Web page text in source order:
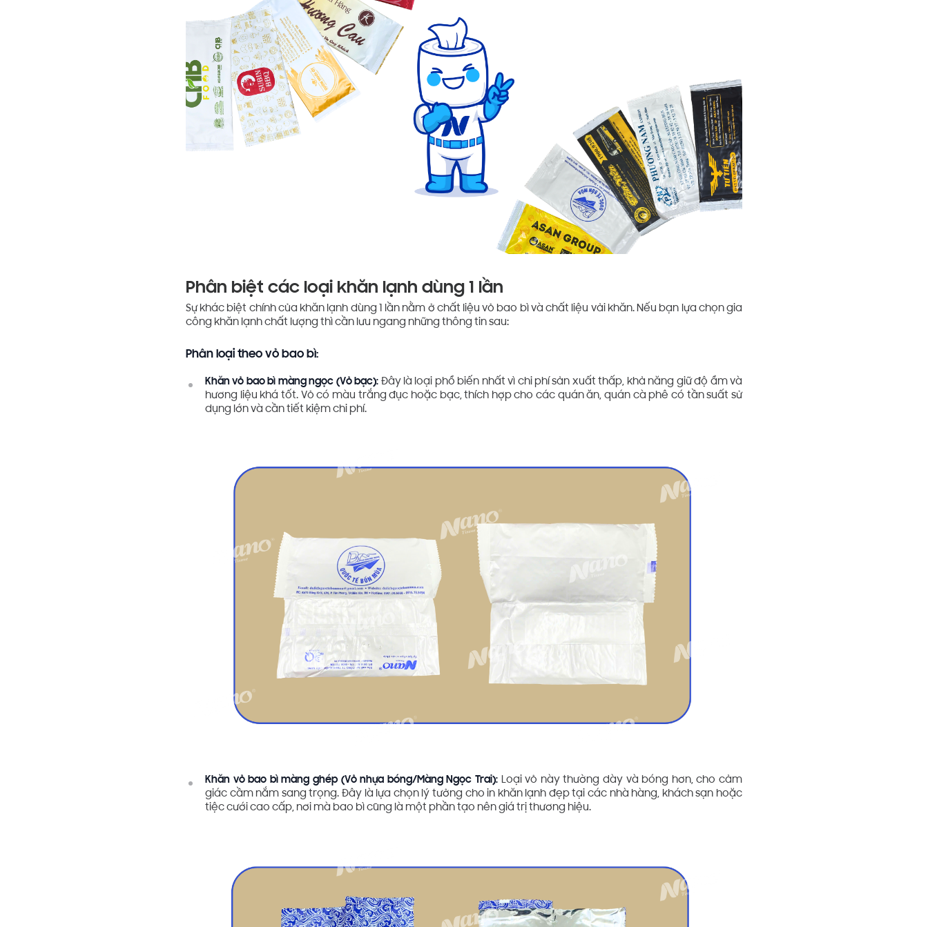
Phân biệt các loại khăn lạnh dùng 1 lần
Sự khác biệt chính của khăn lạnh dùng 1 lần nằm ở chất liệu vỏ bao bì và chất liệu vải khăn. Nếu bạn lựa chọn gia
công khăn lạnh chất lượng thì cần lưu ngang những thông tin sau:
Phân loại theo vỏ bao bì:
Khăn vỏ bao bì màng ngọc (Vỏ bạc): Đây là loại phổ biến nhất vì chi phí sản xuất thấp, khả năng giữ độ ẩm và
hương liệu khá tốt. Vỏ có màu trắng đục hoặc bạc, thích hợp cho các quán ăn, quán cà phê có tần suất sử
dụng lớn và cần tiết kiệm chi phí.
Khăn vỏ bao bì màng ghép (Vỏ nhựa bóng/Màng Ngọc Trai): Loại vỏ này thường dày và bóng hơn, cho cảm
giác cầm nắm sang trọng. Đây là lựa chọn lý tưởng cho in khăn lạnh đẹp tại các nhà hàng, khách sạn hoặc
tiệc cưới cao cấp, nơi mà bao bì cũng là một phần tạo nên giá trị thương hiệu.